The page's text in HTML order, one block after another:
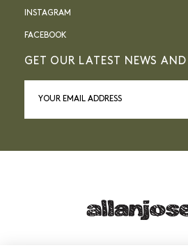
INSTAGRAM
FACEBOOK
GET OUR LATEST NEWS AND